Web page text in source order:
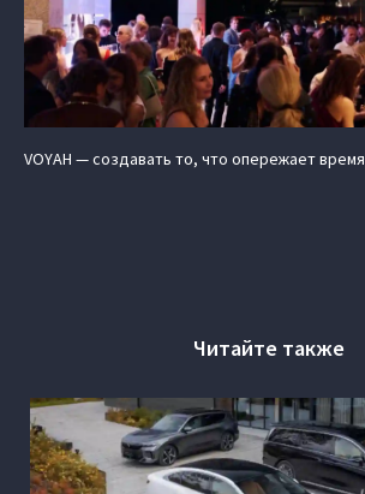
VOYAH — создавать то, что опережает время
Читайте также